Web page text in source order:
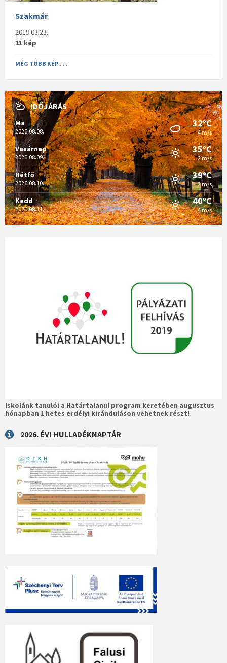
Szakmár
2019.03.23.
11 kép
MÉG TÖBB KÉP . . .
IDŐJÁRÁS
Ma
2026.08.08.
32°C
4 m/s
Vasárnap
2026.08.09.
35°C
2 m/s
Hétfő
2026.08.10.
39°C
2 m/s
Kedd
2026.08.11.
40°C
4 m/s
Iskolánk tanulói a Határtalanul program keretében augusztus
hónapban 1 hetes erdélyi kiránduláson vehetnek részt!
2026. ÉVI HULLADÉKNAPTÁR